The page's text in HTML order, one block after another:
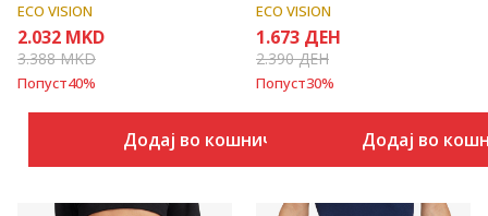
ECO VISION
2.032 MKD
3.388MKD
Попуст40%
Додај во кошничка
ECO VISION
1.673 ДЕН
2.390ДЕН
Попуст30%
Додај во